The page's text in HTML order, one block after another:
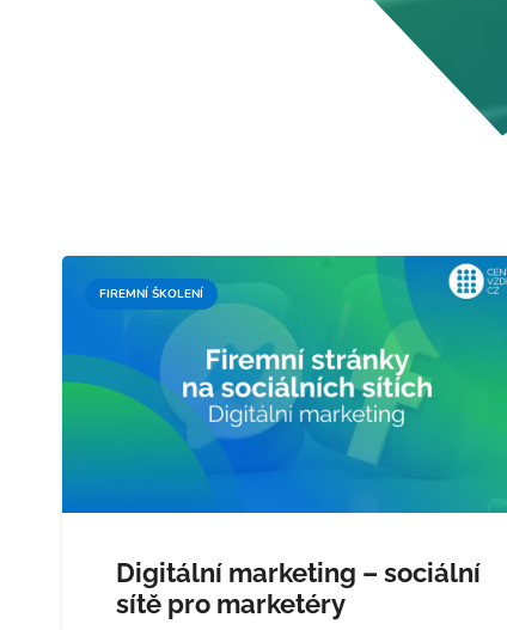
FIREMNÍ ŠKOLENÍ
Digitální marketing – sociální
sítě pro marketéry